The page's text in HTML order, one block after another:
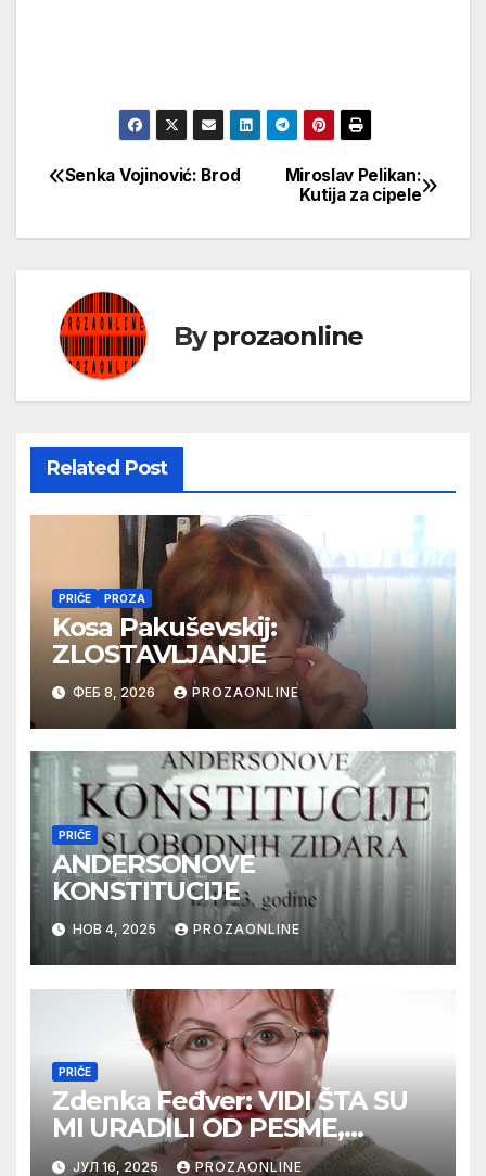
Кретање
чланка
Miroslav Pelikan:
Kutija za cipele
Senka Vojinović: Brod
Byprozaonline
Related Post
PRIČE PROZA
Kosa Pakuševskij:
ZLOSTAVLJANJE
ФЕБ 8, 2026 PROZAONLINE
PRIČE
ANDERSONOVE
KONSTITUCIJE
НОВ 4, 2025 PROZAONLINE
PRIČE
Zdenka Feđver: VIDI ŠTA SU
MI URADILI OD PESME,
MAMA*
ЈУЛ 16, 2025 PROZAONLINE